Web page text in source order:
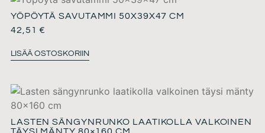
YÖPÖYTÄ SAVUTAMMI 50X39X47 CM
42,51€
LISÄÄ OSTOSKORIIN
LASTEN SÄNGYNRUNKO LAATIKOLLA VALKOINEN